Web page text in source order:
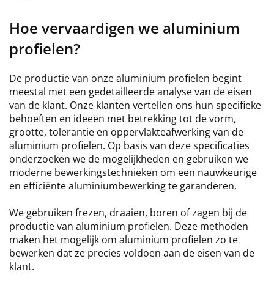
Hoe vervaardigen we aluminium
profielen?
De productie van onze aluminium profielen begint
meestal met een gedetailleerde analyse van de eisen
van de klant. Onze klanten vertellen ons hun specifieke
behoeften en ideeën met betrekking tot de vorm,
grootte, tolerantie en oppervlakteafwerking van de
aluminium profielen. Op basis van deze specificaties
onderzoeken we de mogelijkheden en gebruiken we
moderne bewerkingstechnieken om een nauwkeurige
en efficiënte aluminiumbewerking te garanderen.
We gebruiken frezen, draaien, boren of zagen bij de
productie van aluminium profielen. Deze methoden
maken het mogelijk om aluminium profielen zo te
bewerken dat ze precies voldoen aan de eisen van de
klant.